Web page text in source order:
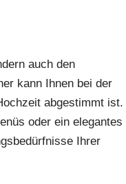
auch den
kann Ihnen bei der
abgestimmt ist.
oder ein elegantes
Ihrer